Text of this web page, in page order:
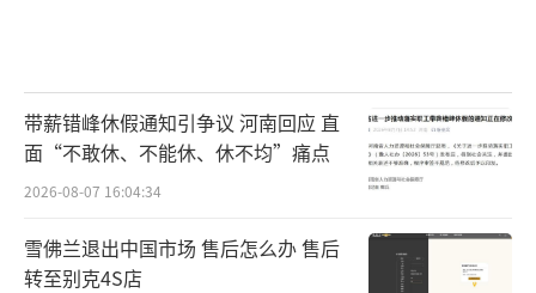
带薪错峰休假通知引争议 河南回应 直
面“不敢休、不能休、休不均”痛点
2026-08-07 16:04:34
雪佛兰退出中国市场 售后怎么办 售后
转至别克4S店